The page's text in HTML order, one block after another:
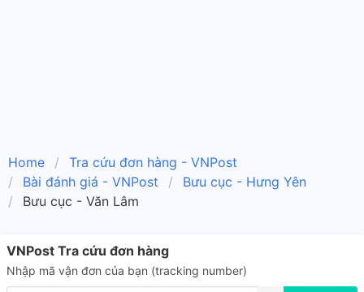
Home
Tra cứu đơn hàng - VNPost
Bài đánh giá - VNPost
Bưu cục - Hưng Yên
Bưu cục - Văn Lâm
VNPost Tra cứu đơn hàng
Nhập mã vận đơn của bạn (tracking number)